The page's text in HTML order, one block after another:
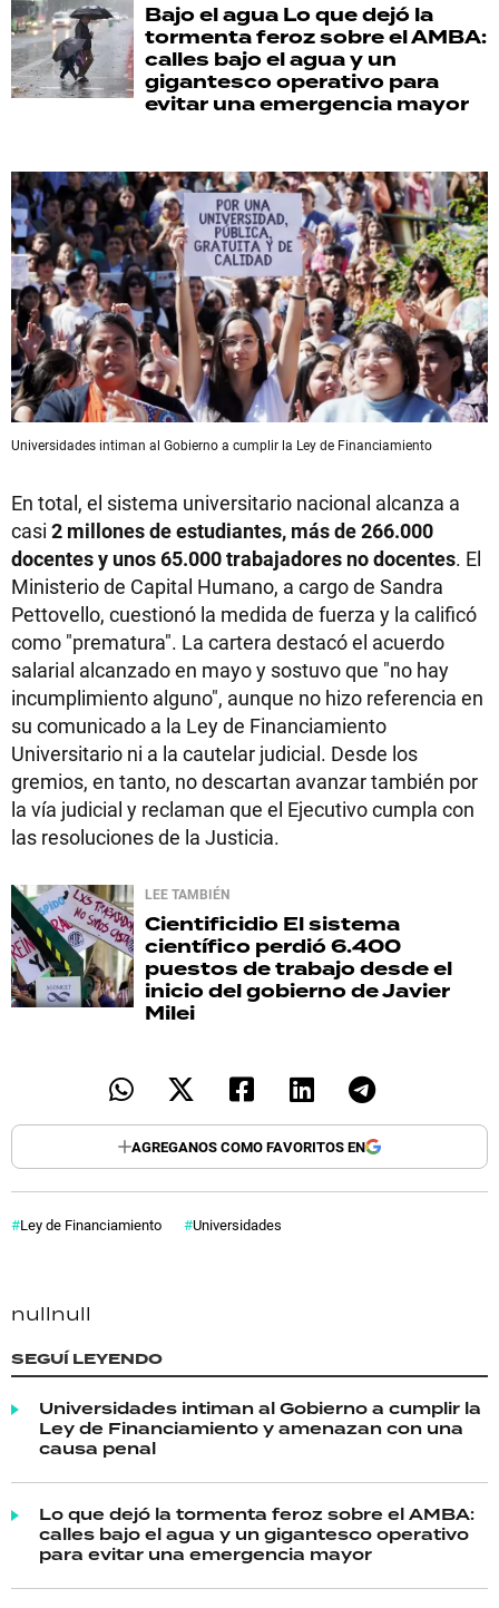
Bajo el agua Lo que dejó la
tormenta feroz sobre el AMBA:
calles bajo el agua y un
gigantesco operativo para
evitar una emergencia mayor
Universidades intiman al Gobierno a cumplir la Ley de Financiamiento
En total, el sistema universitario nacional alcanza a
casi 2 millones de estudiantes, más de 266.000
docentes y unos 65.000 trabajadores no docentes. El
Ministerio de Capital Humano, a cargo de Sandra
Pettovello, cuestionó la medida de fuerza y la calificó
como "prematura". La cartera destacó el acuerdo
salarial alcanzado en mayo y sostuvo que "no hay
incumplimiento alguno", aunque no hizo referencia en
su comunicado a la Ley de Financiamiento
Universitario ni a la cautelar judicial. Desde los
gremios, en tanto, no descartan avanzar también por
la vía judicial y reclaman que el Ejecutivo cumpla con
las resoluciones de la Justicia.
LEE TAMBIÉN
Cientificidio El sistema
científico perdió 6.400
puestos de trabajo desde el
inicio del gobierno de Javier
Milei
AGREGANOS COMO FAVORITOS EN
Ley de Financiamiento Universidades
nullnull
SEGUÍ LEYENDO
Universidades intiman al Gobierno a cumplir la
Ley de Financiamiento y amenazan con una
causa penal
Lo que dejó la tormenta feroz sobre el AMBA:
calles bajo el agua y un gigantesco operativo
para evitar una emergencia mayor